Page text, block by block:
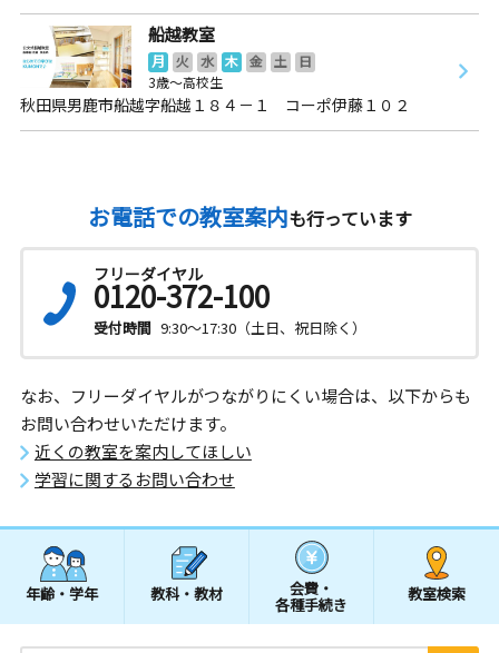
船越教室
月 火 水 木 金 土
日
3歳～高校生
秋田県男鹿市船越字船越１８４－１ コーポ伊藤１０２
お電話での教室案内も行っています
フリーダイヤル
0120-372-100
受付時間 9:30～17:30（土日、祝日除く）
なお、フリーダイヤルがつながりにくい場合は、以下からも
お問い合わせいただけます。
近くの教室を案内してほしい
学習に関するお問い合わせ
年齢・学年 教科・教材 会費・
各種手続き
教室検索